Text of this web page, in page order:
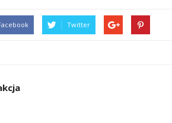
Twitter